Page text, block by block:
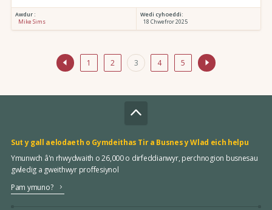
Awdur :
Mike Sims
Wedi cyhoeddi:
18 Chwefror 2025
1 2 3 4 5
Sut y gall aelodaeth o Gymdeithas Tir a Busnes y Wlad eich helpu
Ymunwch â'n rhwydwaith o 26,000 o dirfeddianwyr, perchnogion busnesau
gwledig a gweithwyr proffesiynol
Pam ymuno?